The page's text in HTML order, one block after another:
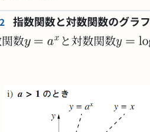
指数関数と対数関数のグラフ
数 と対数関数